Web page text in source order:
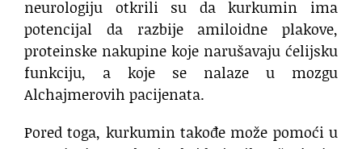
neurologiju otkrili su da kurkumin ima
potencijal da razbije amiloidne plakove,
proteinske nakupine koje narušavaju ćelijsku
funkciju, a koje se nalaze u mozgu
Alchajmerovih pacijenata.
Pored toga, kurkumin takođe može pomoći u